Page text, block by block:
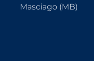
Masciago (MB)